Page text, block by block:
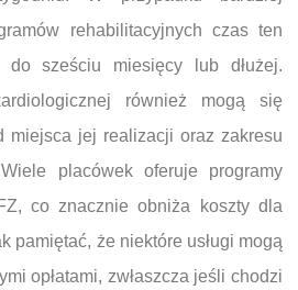
rehabilitacyjnych czas ten
do sześciu miesięcy lub dłużej.
również mogą się
miejsca jej realizacji oraz zakresu
placówek oferuje programy
co znacznie obniża koszty dla
pamiętać, że niektóre usługi mogą
opłatami, zwłaszcza jeśli chodzi